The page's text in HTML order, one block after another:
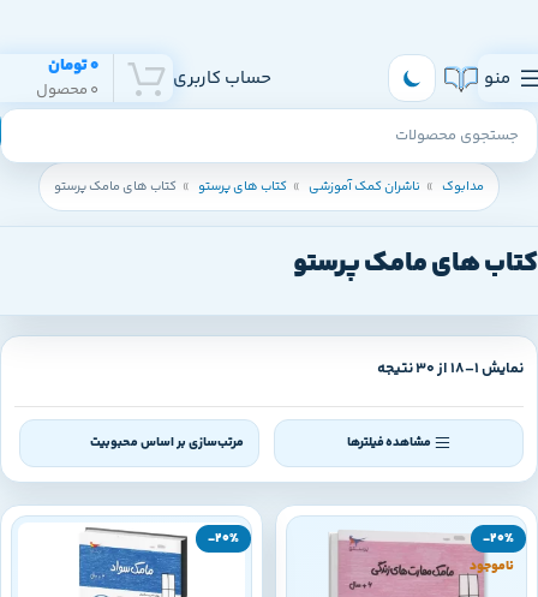
منو حساب کاربری 0 محصول
0تومان
مدابوک ناشران کمک آموزشی کتاب های پرستو کتاب های مامک پرستو
کتاب های مامک پرستو
نمایش 1–18 از 30 نتیجه
مشاهده فیلترها
-20%
ناموجود
-20%